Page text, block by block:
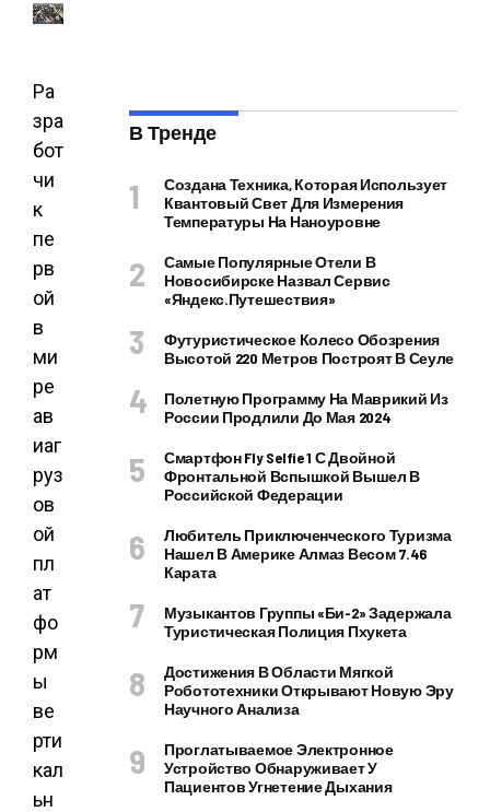
Ра
зра
бот
чи
к
пе
рв
ой
в
ми
ре
ав
иаг
руз
ов
ой
пл
ат
фо
рм
ы
ве
рти
кал
ьн
В Тренде
Создана Техника, Которая Использует
Квантовый Свет Для Измерения
Температуры На Наноуровне
Самые Популярные Отели В
Новосибирске Назвал Сервис
«Яндекс.Путешествия»
Футуристическое Колесо Обозрения
Высотой 220 Метров Построят В Сеуле
Полетную Программу На Маврикий Из
России Продлили До Мая 2024
Смартфон Fly Selfie 1 С Двойной
Фронтальной Вспышкой Вышел В
Российской Федерации
Любитель Приключенческого Туризма
Нашел В Америке Алмаз Весом 7.46
Карата
Музыкантов Группы «Би-2» Задержала
Туристическая Полиция Пхукета
Достижения В Области Мягкой
Робототехники Открывают Новую Эру
Научного Анализа
Проглатываемое Электронное
Устройство Обнаруживает У
Пациентов Угнетение Дыхания